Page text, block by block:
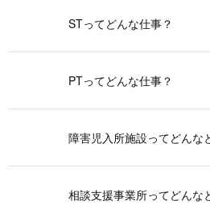
STってどんな仕事？
PTってどんな仕事？
障害児入所施設ってどんな
相談支援事業所ってどんな